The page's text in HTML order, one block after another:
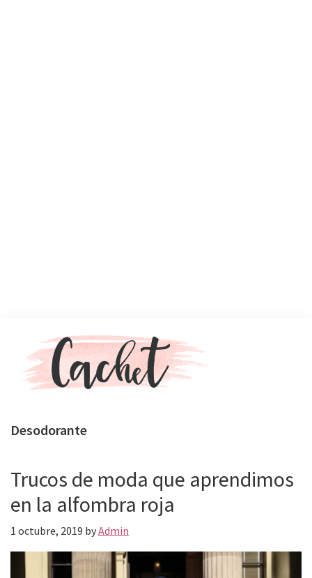
main
content
primary
sidebar
actualidad
moda
y
Desodorante
Trucos de moda que aprendimos
en la alfombra roja
1 octubre, 2019 byAdmin